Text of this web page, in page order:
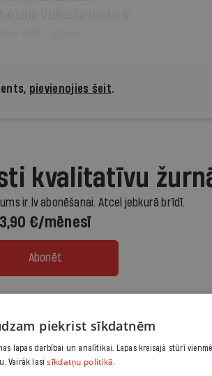
pievienojies šeit.
kvalitatīvu
ir.lv abonēšanai. Atcel jebkurā brīdī.
3,90 €/mēnesī
Abonēt
piekrist sīkdatnēm
lapas darbībai un analītikai. Lapas kreisajā stūrī
Vairāk lasisīkdatņu politikā.